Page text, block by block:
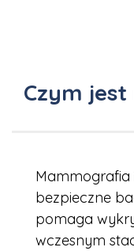
Czym
Mammografia
bezpieczne
pomaga
wczesnym